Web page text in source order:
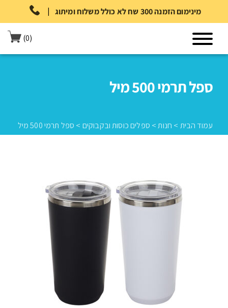
| מינימום הזמנה 300 שח לא כולל משלוח ומיתוג
(0)
ספל תרמי 500 מיל
עמוד הבית > חנות> ספלים כוסות ובקבוקים > ספל תרמי 500 מיל